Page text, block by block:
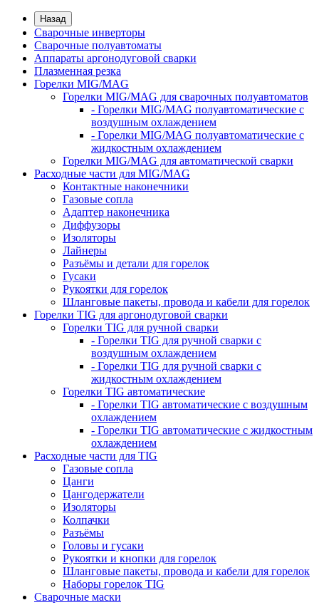
Назад
Сварочные инверторы
Сварочные полуавтоматы
Аппараты аргонодуговой сварки
Плазменная резка
Горелки MIG/MAG
Горелки MIG/MAG для сварочных полуавтоматов
- Горелки MIG/MAG полуавтоматические с
воздушным охлаждением
- Горелки MIG/MAG полуавтоматические с
жидкостным охлаждением
Горелки MIG/MAG для автоматической сварки
Расходные части для MIG/MAG
Контактные наконечники
Газовые сопла
Адаптер наконечника
Диффузоры
Изоляторы
Лайнеры
Разъёмы и детали для горелок
Гусаки
Рукоятки для горелок
Шланговые пакеты, провода и кабели для горелок
Горелки TIG для аргонодуговой сварки
Горелки TIG для ручной сварки
- Горелки TIG для ручной сварки с
воздушным охлаждением
- Горелки TIG для ручной сварки с
жидкостным охлаждением
Горелки TIG автоматические
- Горелки TIG автоматические с воздушным
охлаждением
- Горелки TIG автоматические с жидкостным
охлаждением
Расходные части для TIG
Газовые сопла
Цанги
Цангодержатели
Изоляторы
Колпачки
Разъёмы
Головы и гусаки
Рукоятки и кнопки для горелок
Шланговые пакеты, провода и кабели для горелок
Наборы горелок TIG
Сварочные маски